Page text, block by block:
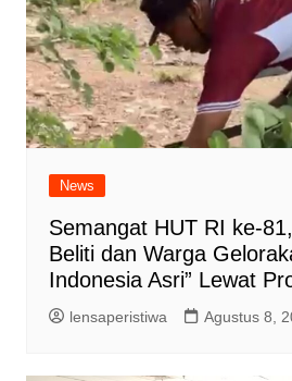
News
Semangat HUT RI ke-
Beliti dan Warga
Indonesia Asri” Lewat
lensaperistiwa Agustus 8,